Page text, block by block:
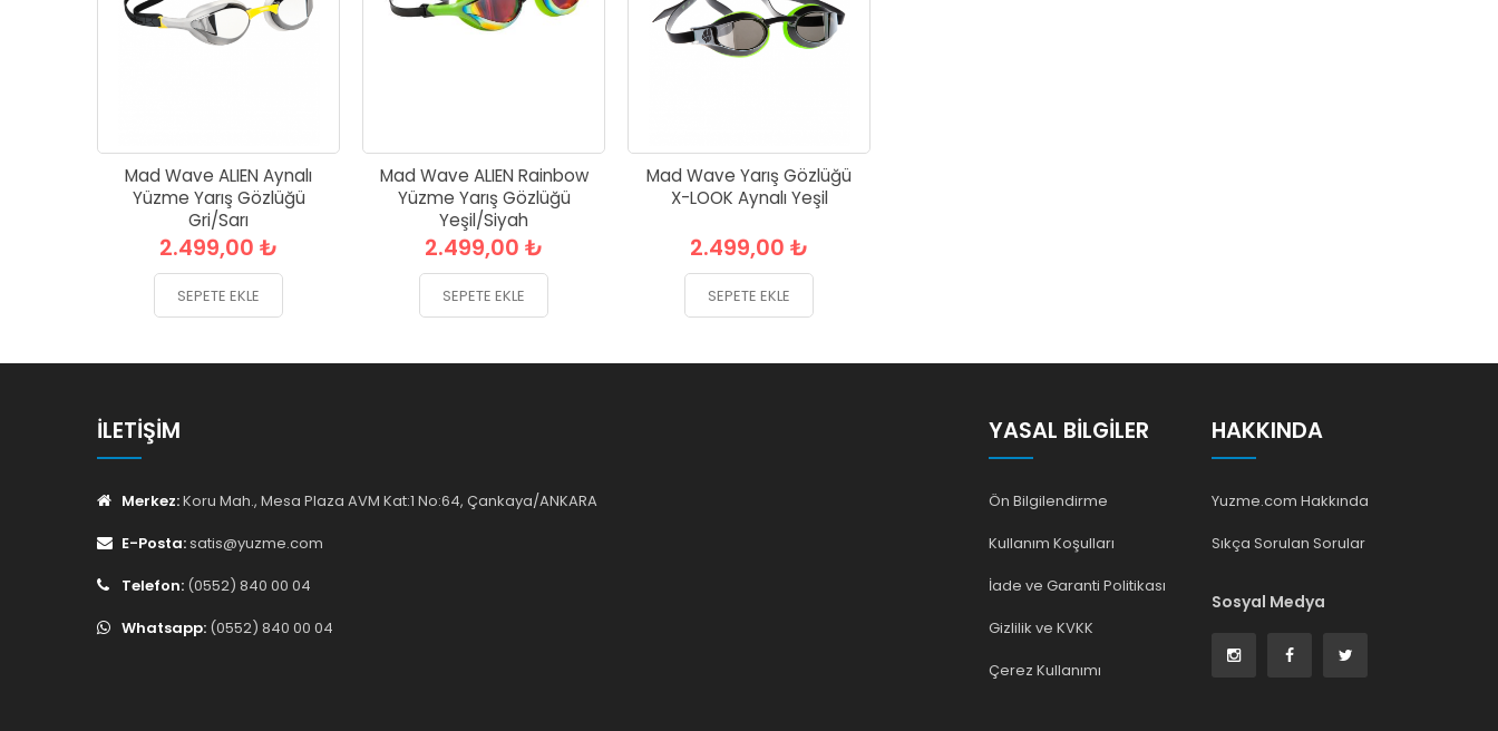
Mad Wave ALIEN Aynalı
Yüzme Yarış Gözlüğü
Gri/Sarı
2.499,00 ₺
SEPETE EKLE
Mad Wave ALIEN Rainbow
Yüzme Yarış Gözlüğü
Yeşil/Siyah
2.499,00 ₺
SEPETE EKLE
Mad Wave Yarış Gözlüğü
X-LOOK Aynalı Yeşil
2.499,00 ₺
SEPETE EKLE
İLETIŞIM
Merkez:Koru Mah., Mesa Plaza AVM Kat:1 No:64, Çankaya/ANKARA
E-Posta:satis@yuzme.com
Telefon: (0552) 840 00 04
Whatsapp: (0552) 840 00 04
YASAL BILGILER
Ön Bilgilendirme
Kullanım Koşulları
İade ve Garanti Politikası
Gizlilik ve KVKK
Çerez Kullanımı
HAKKINDA
Yuzme.com Hakkında
Sıkça Sorulan Sorular
Sosyal Medya